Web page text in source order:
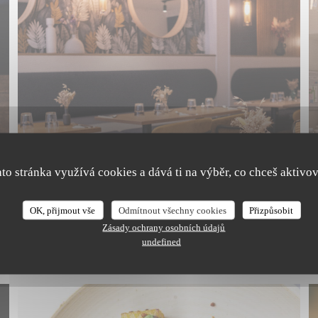
stránka využívá cookies a dává ti na výběr, co chceš
OK, přijmout vše Odmítnout všechny cookies
Přizpůsobit
Zásady ochrany osobních údajů
undefined
The Friendly Kitchen